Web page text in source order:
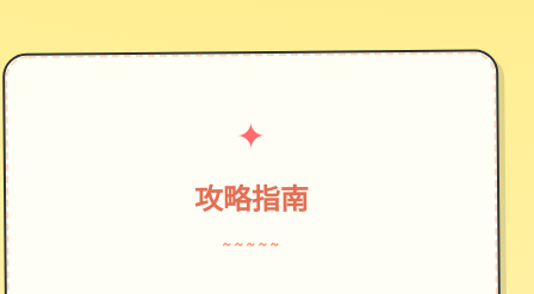
✦
攻略指南
~~~~~